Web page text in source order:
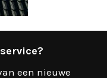
een nieuwe